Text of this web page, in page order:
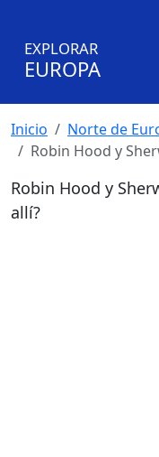
EXPLORAR
EUROPA
Inicio
Norte de
Robin Hood y
Robin Hood y
allí?